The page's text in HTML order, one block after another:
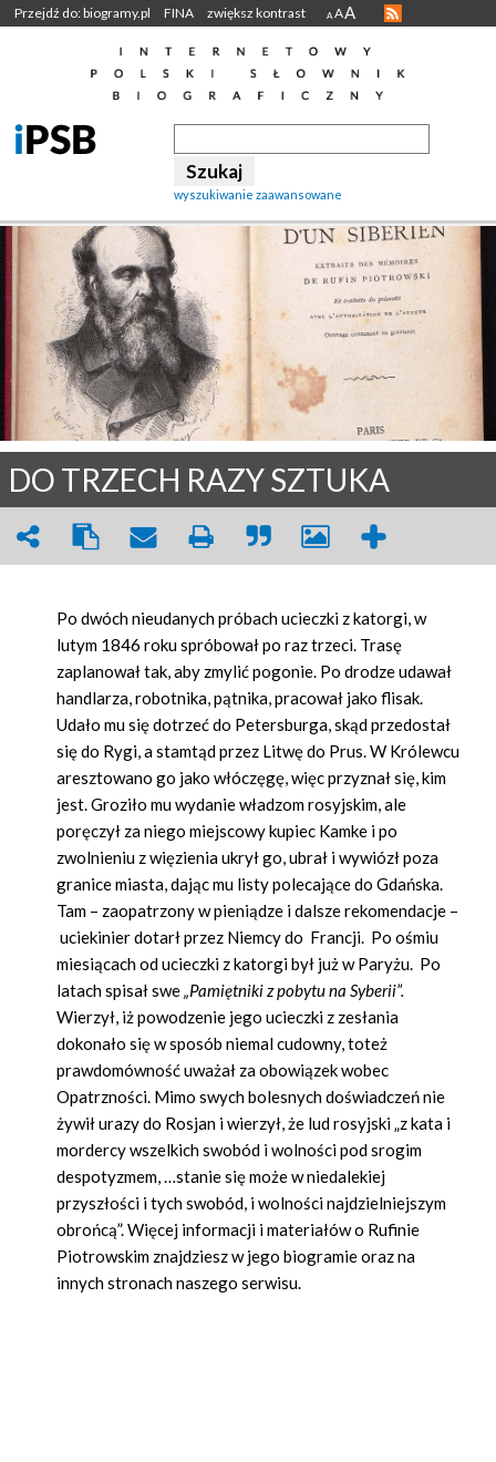
Przejdź do: biogramy.pl FINA zwiększ kontrast A AA
wyszukiwanie zaawansowane
DO TRZECH RAZY SZTUKA
Po dwóch nieudanych próbach ucieczki z katorgi, w
lutym 1846 roku spróbował po raz trzeci. Trasę
zaplanował tak, aby zmylić pogonie. Po drodze udawał
handlarza, robotnika, pątnika, pracował jako flisak.
Udało mu się dotrzeć do Petersburga, skąd przedostał
się do Rygi, a stamtąd przez Litwę do Prus. W Królewcu
aresztowano go jako włóczęgę, więc przyznał się, kim
jest. Groziło mu wydanie władzom rosyjskim, ale
poręczył za niego miejscowy kupiec Kamke i po
zwolnieniu z więzienia ukrył go, ubrał i wywiózł poza
granice miasta, dając mu listy polecające do Gdańska.
Tam – zaopatrzony w pieniądze i dalsze rekomendacje –
uciekinier dotarł przez Niemcy do Francji. Po ośmiu
miesiącach od ucieczki z katorgi był już w Paryżu. Po
latachspisał swe„Pamiętniki z pobytu na Syberii”.
Wierzył, iż powodzenie jego ucieczki z zesłania
dokonało się w sposób niemal cudowny, toteż
prawdomówność uważał za obowiązek wobec
Opatrzności. Mimo swych bolesnych doświadczeń nie
żywił urazy do Rosjan i wierzył, że lud rosyjski „z kata i
mordercy wszelkich swobód i wolności pod srogim
despotyzmem, …stanie się może w niedalekiej
przyszłości i tych swobód, i wolności najdzielniejszym
obrońcą”. Więcej informacji i materiałów o Rufinie
Piotrowskim znajdziesz w jego biogramie oraz na
innych stronach naszego serwisu.